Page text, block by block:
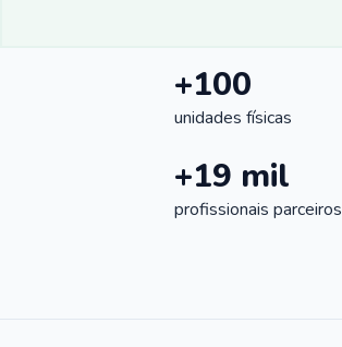
+100
unidades físicas
+19 mil
profissionais parceiros